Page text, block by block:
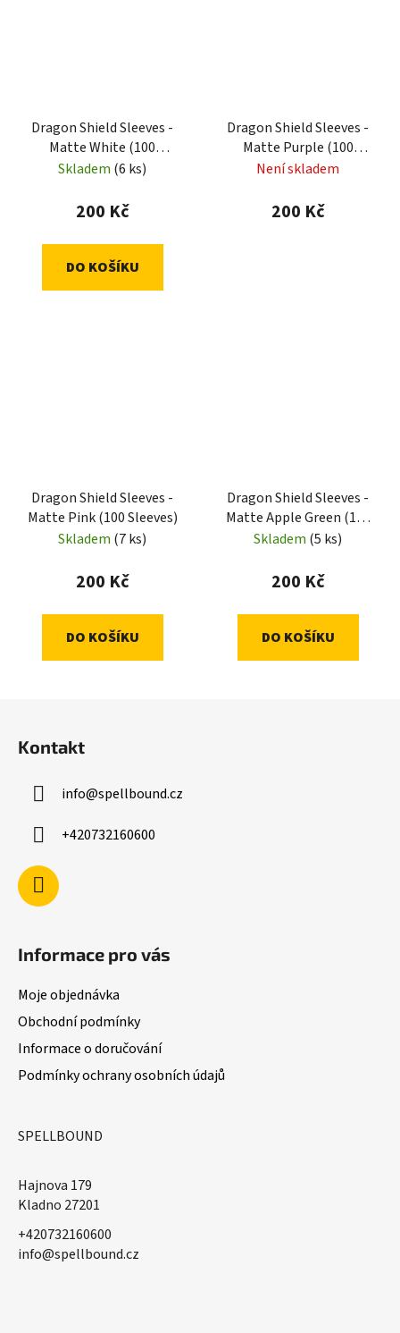
Dragon Shield Sleeves -
Matte White (100
Sleeves)
Skladem (6 ks)
200 Kč
DO KOŠÍKU
Dragon Shield Sleeves -
Matte Purple (100
Sleeves)
Není skladem
200 Kč
Dragon Shield Sleeves -
Matte Pink (100 Sleeves)
Skladem (7 ks)
200 Kč
DO KOŠÍKU
Dragon Shield Sleeves -
Matte Apple Green (100
Sleeves)
Skladem (5 ks)
200 Kč
DO KOŠÍKU
Kontakt
info@spellbound.cz
+420732160600
Informace pro vás
Moje objednávka
Obchodní podmínky
Informace o doručování
Podmínky ochrany osobních údajů
SPELLBOUND
Hajnova 179
Kladno 27201
+420732160600
​info@spellbound.cz